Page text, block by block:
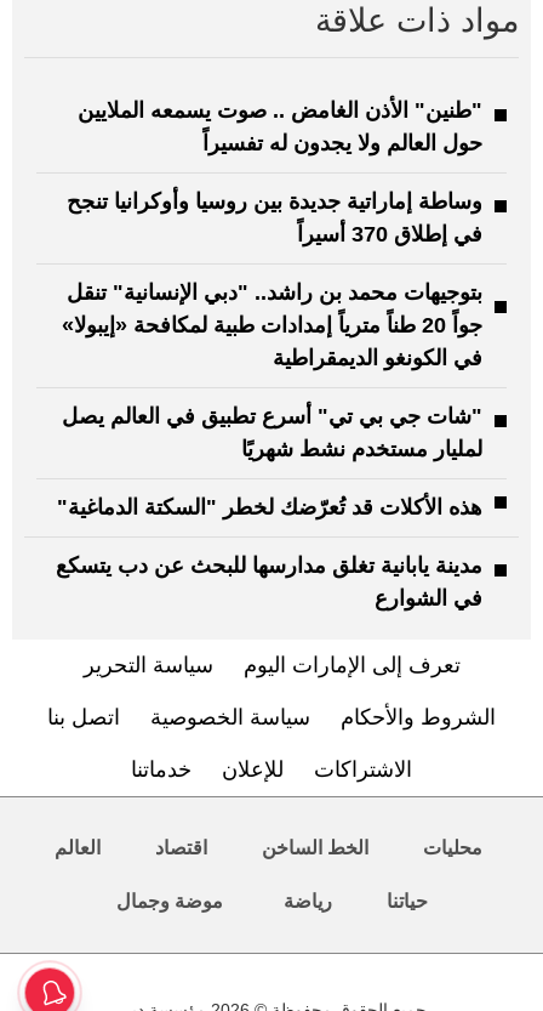
مواد ذات علاقة
"طنين" الأذن الغامض .. صوت يسمعه الملايين
حول العالم ولا يجدون له تفسيراً
وساطة إماراتية جديدة بين روسيا وأوكرانيا تنجح
في إطلاق 370 أسيراً
بتوجيهات محمد بن راشد.. "دبي الإنسانية" تنقل
جواً 20 طناً مترياً إمدادات طبية لمكافحة «إيبولا»
في الكونغو الديمقراطية
"شات جي بي تي" أسرع تطبيق في العالم يصل
لمليار مستخدم نشط شهريًا
هذه الأكلات قد تُعرّضك لخطر "السكتة الدماغية"
مدينة يابانية تغلق مدارسها للبحث عن دب يتسكع
في الشوارع
تعرف إلى الإمارات اليوم سياسة التحرير
الشروط والأحكام سياسة الخصوصية اتصل بنا
الاشتراكات للإعلان خدماتنا
محليات الخط الساخن اقتصاد العالم
حياتنا رياضة موضة وجمال